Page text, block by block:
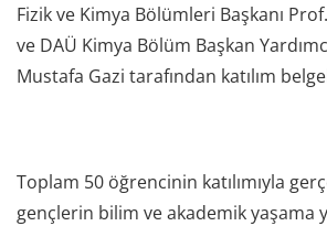
Fizik ve Kimya Bölümleri Başkanı
ve DAÜ Kimya Bölüm Başkan
Mustafa Gazi tarafından katılım
Toplam 50 öğrencinin katılımıyla
gençlerin bilim ve akademik yaşama